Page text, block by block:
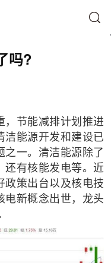
吗?
，节能减排计划推进
洁能源开发和建设已
之一。清洁能源除了
还有核能发电等。近
政策出台以及核电技
电新概念出世，龙头